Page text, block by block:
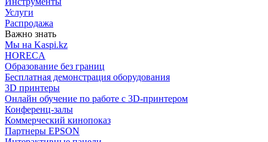
Услуги
Распродажа
Важно знать
Мы на Kaspi.kz
HORECA
Образование без границ
Бесплатная демонстрация оборудования
3D принтеры
Онлайн обучение по работе с 3D-принтером
Конференц-залы
Коммерческий кинопоказ
Партнеры EPSON